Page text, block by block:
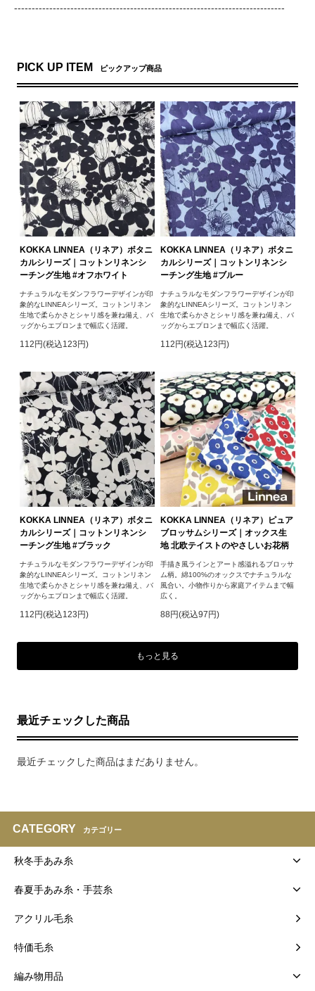
-----------------------------------------------------------------------------
PICK UP ITEM ピックアップ商品
KOKKA LINNEA（リネア）ボタニ
カルシリーズ｜コットンリネンシ
ーチング生地 #オフホワイト
ナチュラルなモダンフラワーデザインが印
象的なLINNEAシリーズ。コットンリネン
生地で柔らかさとシャリ感を兼ね備え、バ
ッグからエプロンまで幅広く活躍。
112円(税込123円)
KOKKA LINNEA（リネア）ボタニ
カルシリーズ｜コットンリネンシ
ーチング生地 #ブルー
ナチュラルなモダンフラワーデザインが印
象的なLINNEAシリーズ。コットンリネン
生地で柔らかさとシャリ感を兼ね備え、バ
ッグからエプロンまで幅広く活躍。
112円(税込123円)
KOKKA LINNEA（リネア）ボタニ
カルシリーズ｜コットンリネンシ
ーチング生地 #ブラック
ナチュラルなモダンフラワーデザインが印
象的なLINNEAシリーズ。コットンリネン
生地で柔らかさとシャリ感を兼ね備え、バ
ッグからエプロンまで幅広く活躍。
112円(税込123円)
KOKKA LINNEA（リネア）ピュア
ブロッサムシリーズ｜オックス生
地 北欧テイストのやさしいお花柄
手描き風ラインとアート感溢れるブロッサ
ム柄。綿100%のオックスでナチュラルな
風合い。小物作りから家庭アイテムまで幅
広く。
88円(税込97円)
もっと見る
最近チェックした商品
最近チェックした商品はまだありません。
CATEGORY カテゴリー
秋冬手あみ糸
春夏手あみ糸・手芸糸
アクリル毛糸
特価毛糸
編み物用品